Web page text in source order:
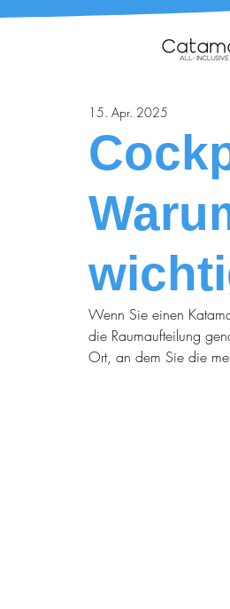
15. Apr. 2025
Wenn Sie einen
die Raumaufteilung
Ort, an dem Sie die